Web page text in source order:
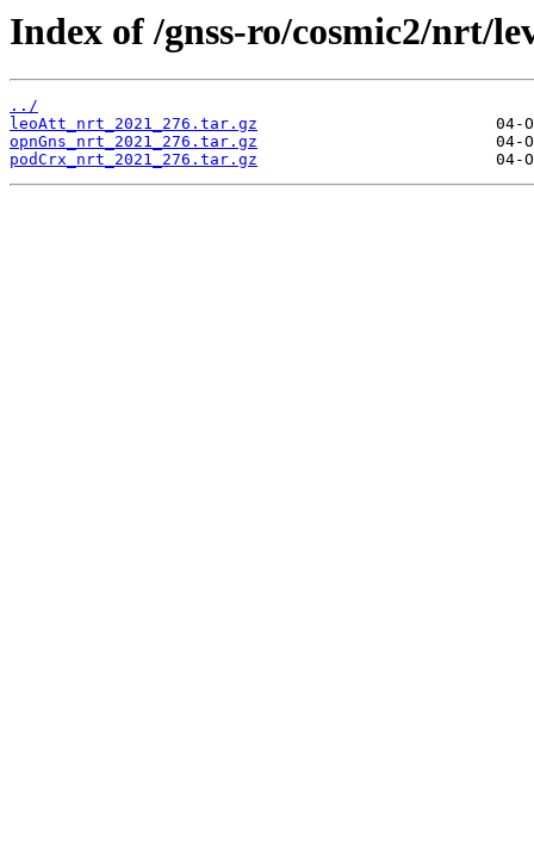
Index of /gnss-ro/cosmic2/nrt/
../
leoAtt_nrt_2021_276.tar.gz
opnGns_nrt_2021_276.tar.gz
podCrx_nrt_2021_276.tar.gz